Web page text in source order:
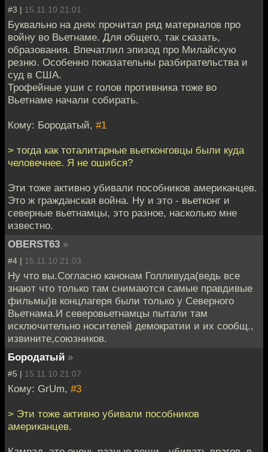
#3 | 15.11.10 21:01
Буквально на днях прочитал ряд материалов про
войну во Вьетнаме. Для общего, так сказать,
образования. Впечатлил эпизод про Милайскую
резню. Особенно показательны разбирательства и
суд в США.
Трофейные уши с голов противника тоже во
Вьетнаме начали собирать.
Кому: Бородатый, #1
> тогда как тоталитарные вьетконговцы были куда
человечнее. Я не ошибся?
Эти тоже активно убивали пособников американцев.
Это ж гражданская война. Ну и это - вьетконг и
северные вьетнамцы, это разное, насколько мне
известно.
OBERST63 »
#4 | 15.11.10 21:03
Ну что вы.Согласно канонам Голливуда(ведь все
знают что только там снимаются самые правдивые
фильмы)в концлагеря были только у Северного
Вьетнама.И северовьетнамцы пытали там
исключительно носителей демократии и их сообщ.,
извините,союзников.
Бородатый »
#5 | 15.11.10 21:07
Кому: GrUm, #3
> Эти тоже активно убивали пособников
американцев.